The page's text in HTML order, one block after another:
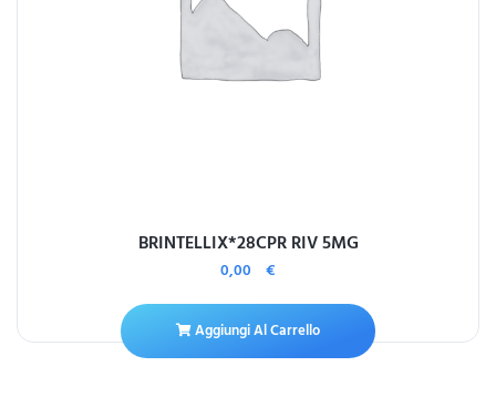
BRINTELLIX*28CPR RIV 5MG
0,00 €
Aggiungi Al Carrello